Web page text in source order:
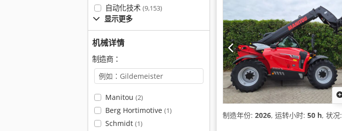
自动化技术 (9,153)
显示更多
机械详情
制造商：
Manitou (2)
Berg Hortimotive (1)
Schmidt (1)
制造年份: 2026, 运转小时: 50 h, 状况: